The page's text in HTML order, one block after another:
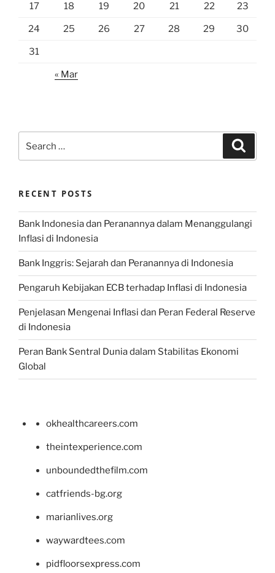
17 18 19 20 21 22 23
24 25 26 27 28 29 30
31
« Mar
for:
RECENT POSTS
Bank Indonesia dan Peranannya dalam Menanggulangi
Inflasi di Indonesia
Bank Inggris: Sejarah dan Peranannya di Indonesia
Pengaruh Kebijakan ECB terhadap Inflasi di Indonesia
Penjelasan Mengenai Inflasi dan Peran Federal Reserve
di Indonesia
Peran Bank Sentral Dunia dalam Stabilitas Ekonomi
Global
okhealthcareers.com
theintexperience.com
unboundedthefilm.com
catfriends-bg.org
marianlives.org
waywardtees.com
pidfloorsexpress.com